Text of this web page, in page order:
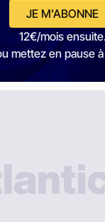
JE M'ABONNE
12€/mois ensuite.
mettez en pause